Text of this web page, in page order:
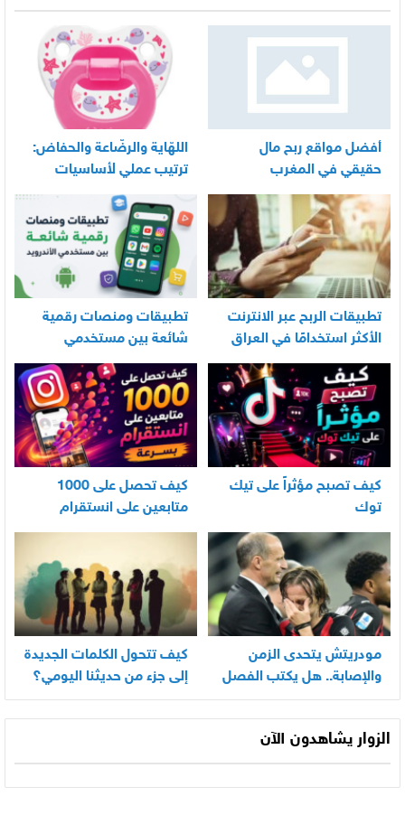
أفضل مواقع ربح مال
حقيقي في المغرب
اللهّاية والرضّاعة والحفاض:
ترتيب عملي لأساسيات
العناية اليومية بالرضيع
تطبيقات الربح عبر الانترنت
الأكثر استخدامًا في العراق
تطبيقات ومنصات رقمية
شائعة بين مستخدمي
الأندرويد
كيف تصبح مؤثراً على تيك
توك
كيف تحصل على 1000
متابعين على انستقرام
بسرعة
مودريتش يتحدى الزمن
والإصابة.. هل يكتب الفصل
الأخير في أسطورته
المونديالية؟
كيف تتحول الكلمات الجديدة
إلى جزء من حديثنا اليومي؟
الزوار يشاهدون الآن